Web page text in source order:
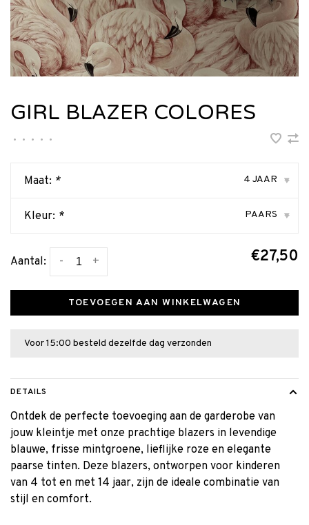
GIRL BLAZER COLORES
• • • • •
Maat: * 4 JAAR ▾
Kleur: * PAARS ▾
Aantal: +
- €27,50
TOEVOEGEN AAN WINKELWAGEN
Voor 15:00 besteld dezelfde dag verzonden
DETAILS
Ontdek de perfecte toevoeging aan de garderobe van
jouw kleintje met onze prachtige blazers in levendige
blauwe, frisse mintgroene, lieflijke roze en elegante
paarse tinten. Deze blazers, ontworpen voor kinderen
van 4 tot en met 14 jaar, zijn de ideale combinatie van
stijl en comfort.